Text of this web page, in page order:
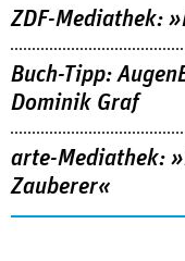
ZDF-Mediathek:
Buch-Tipp:
Dominik Graf
arte-Mediathek:
Zauberer«